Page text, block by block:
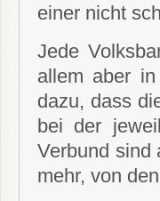
einer nicht
Jede
allem aber
dazu, dass
bei der
Verbund sind
mehr, von